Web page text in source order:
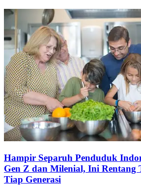
Hampir Separuh Penduduk
Gen Z dan Milenial, Ini Rentang
Tiap Generasi